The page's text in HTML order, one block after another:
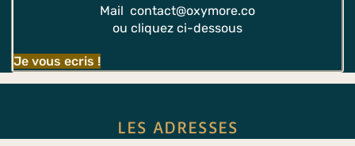
Mail contact@oxymore.co
ou cliquez ci-dessous
Je vous ecris !
LES ADRESSES